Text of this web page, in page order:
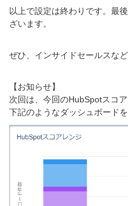
以上で設定は終わりです。最
ざいます。
ぜひ、インサイドセールスな
【お知らせ】
次回は、今回のHubSpotスコ
下記のようなダッシュボードを